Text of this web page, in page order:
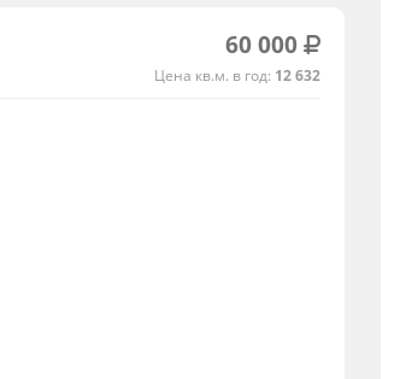
60 000
Цена кв.м. в год: 12 632